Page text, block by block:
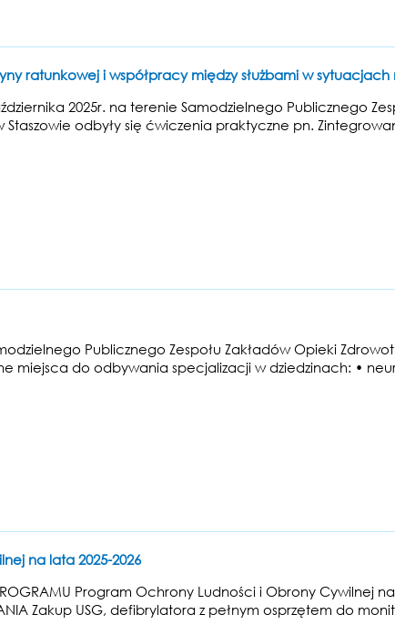
ratunkowej i współpracy między służbami w sytuacjach
2025r. na terenie Samodzielnego Publicznego
Staszowie odbyły się ćwiczenia praktyczne pn.
Publicznego Zespołu Zakładów Opieki
miejsca do odbywania specjalizacji w dziedzinach: •
na lata 2025-2026
Program Ochrony Ludności i Obrony Cywilnej na
Zakup USG, defibrylatora z pełnym osprzętem do